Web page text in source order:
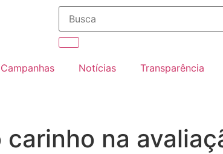
Campanhas Notícias Transparência
na